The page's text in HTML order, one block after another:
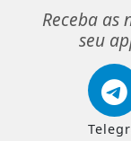
Receba as
seu